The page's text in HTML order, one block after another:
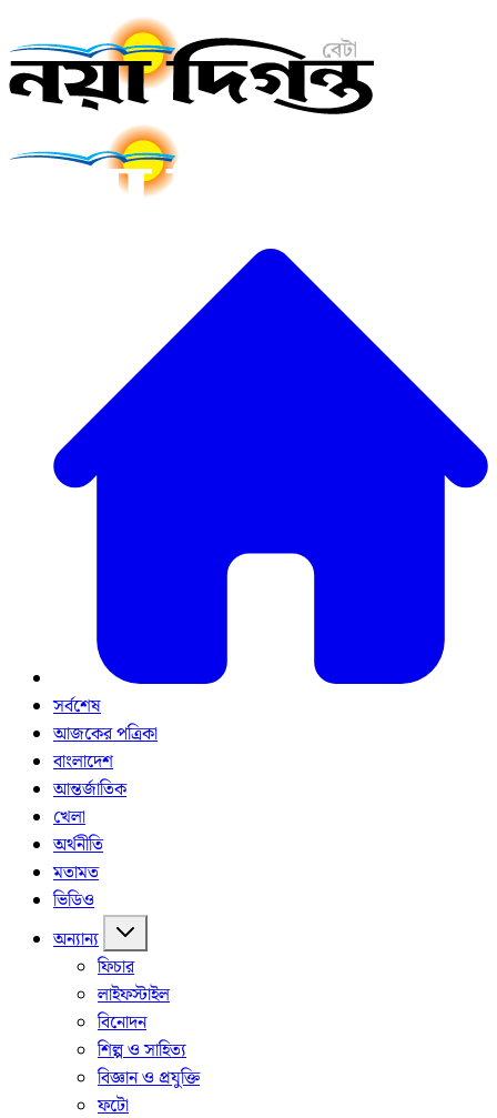
সর্বশেষ
আজকের পত্রিকা
বাংলাদেশ
আন্তর্জাতিক
খেলা
অর্থনীতি
মতামত
ভিডিও
অন্যান্য
ফিচার
লাইফস্টাইল
বিনোদন
শিল্প ও সাহিত্য
বিজ্ঞান ও প্রযুক্তি
ফটো